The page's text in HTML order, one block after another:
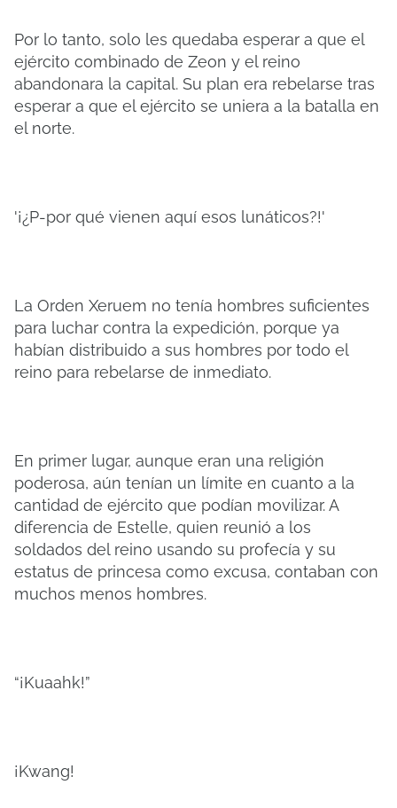
Por lo tanto, solo les quedaba esperar a que el
ejército combinado de Zeon y el reino
abandonara la capital. Su plan era rebelarse tras
esperar a que el ejército se uniera a la batalla en
el norte.
'¡¿P-por qué vienen aquí esos lunáticos?!'
La Orden Xeruem no tenía hombres suficientes
para luchar contra la expedición, porque ya
habían distribuido a sus hombres por todo el
reino para rebelarse de inmediato.
En primer lugar, aunque eran una religión
poderosa, aún tenían un límite en cuanto a la
cantidad de ejército que podían movilizar. A
diferencia de Estelle, quien reunió a los
soldados del reino usando su profecía y su
estatus de princesa como excusa, contaban con
muchos menos hombres.
“¡Kuaahk!”
¡Kwang!